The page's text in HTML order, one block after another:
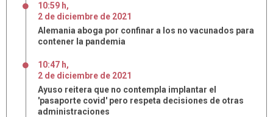
10:59 h,
2 de diciembre de 2021
Alemania aboga por confinar a los no vacunados para
contener la pandemia
10:47 h,
2 de diciembre de 2021
Ayuso reitera que no contempla implantar el
'pasaporte covid' pero respeta decisiones de otras
administraciones